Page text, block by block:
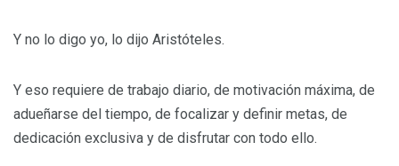
Y no lo digo yo, lo dijo Aristóteles.
Y eso requiere de trabajo diario, de motivación máxima, de
adueñarse del tiempo, de focalizar y definir metas, de
dedicación exclusiva y de disfrutar con todo ello.